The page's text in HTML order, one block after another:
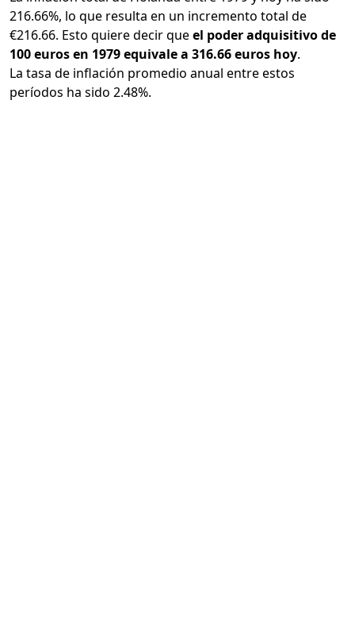
216.66%, lo que resulta en un incremento total de
€216.66. Esto quiere decir queel poder adquisitivo de
100 euros en 1979 equivale a 316.66 euros hoy.
La tasa de inflación promedio anual entre estos
períodos ha sido 2.48%.